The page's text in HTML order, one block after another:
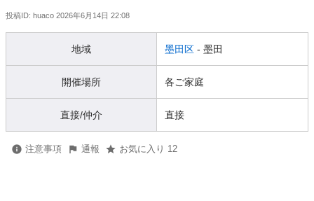
投稿ID: huaco 2026年6月14日 22:08
地域 墨田区 - 墨田
開催場所 各ご家庭
直接/仲介 直接
注意事項 通報 お気に入り 12